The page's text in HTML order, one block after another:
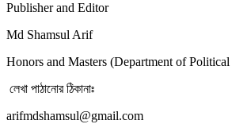
Publisher and Editor
Md Shamsul Arif
Honors and Masters (Department of Political
লেখা পাঠানোর ঠিকানাঃ
arifmdshamsul@gmail.com